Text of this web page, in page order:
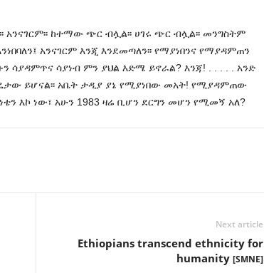
አንናገርም፡፡ ከተማው ጭር ብሏል፡፡ ሀገሩ ጭር ብሏል፡፡ መንግስትም
አንናገርም እንጂ እንደመጣለን፡፡ የማያነበንና የማያዳምጠን
ሳያዳምጥና ሳያነብ ምን ያህል እድሜ ይኖራል? እንጃ! . . . . . አንድ
ይሆናል፡፡ አቤት ታዲያ ያኔ የሚያነበው መአት! የሚያዳምጠው
እኮ ነው፣ አሁን 1983 ዛሬ ቢሆን ደርግን መሆን የሚመኝ አለ?
Next article
Ethiopians transcend ethnicity for
humanity [SMNE]